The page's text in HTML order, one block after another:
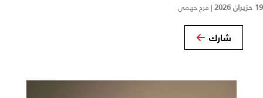
19 حزيران 2026 | فرح جهمي
شارك